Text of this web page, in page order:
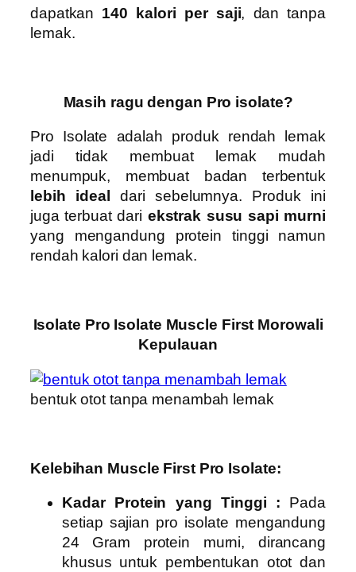
dapatkan 140 kalori per saji, dan tanpa
lemak.
Masih ragu dengan Pro isolate?
Pro Isolate adalah produk rendah lemak
jadi tidak membuat lemak mudah
menumpuk, membuat badan terbentuk
lebih ideal
dari sebelumnya. Produk ini
juga terbuat dari ekstrak susu sapi murni
yang mengandung protein tinggi namun
rendah kalori dan lemak.
Isolate Pro Isolate Muscle First Morowali
Kepulauan
bentuk otot tanpa menambah lemak
Kelebihan Muscle First Pro Isolate:
Kadar Protein yang Tinggi : Pada
setiap sajian pro isolate mengandung
24 Gram protein murni, dirancang
khusus untuk pembentukan otot dan